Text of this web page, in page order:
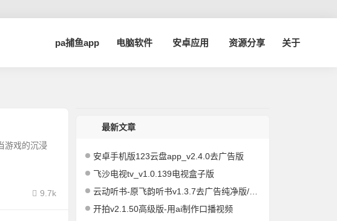
pa捕鱼app 电脑软件 安卓应用 资源分享 关于
游戏的沉浸
9.7k
最新文章
安卓手机版123云盘app_v2.4.0去广告版
飞沙电视tv_v1.0.139电视盒子版
云动听书-原飞韵听书v1.3.7去广告纯净版/海量资源
开拍v2.1.50高级版-用ai制作口播视频